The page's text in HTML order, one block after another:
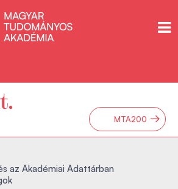
MTA200 →
az Akadémiai Adattárban